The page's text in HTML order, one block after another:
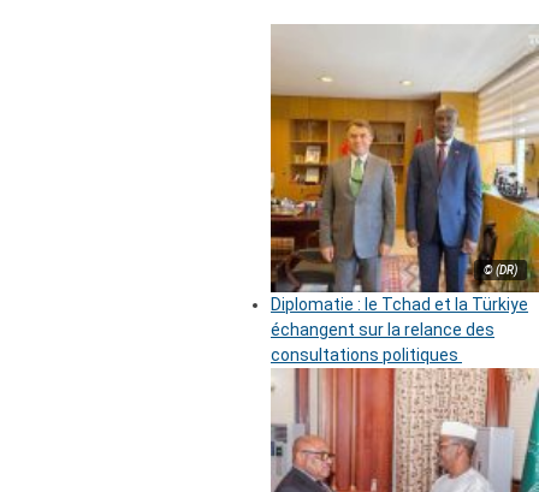
© (DR)
Diplomatie : le Tchad et la Türkiye
échangent sur la relance des
consultations politiques